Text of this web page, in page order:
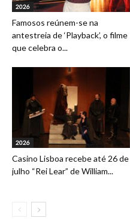
2026
Famosos reúnem-se na
antestreia de ‘Playback’, o filme
que celebra o...
2026
Casino Lisboa recebe até 26 de
julho “Rei Lear” de William...